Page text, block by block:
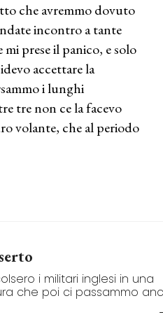
che avremmo dovuto
incontro a tante
prese il panico, e solo
accettare la
i lunghi
tre non ce la facevo
volante, che al periodo
i militari inglesi in una
che poi ci passammo